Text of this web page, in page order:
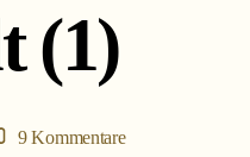
(1)
9 Kommentarezu